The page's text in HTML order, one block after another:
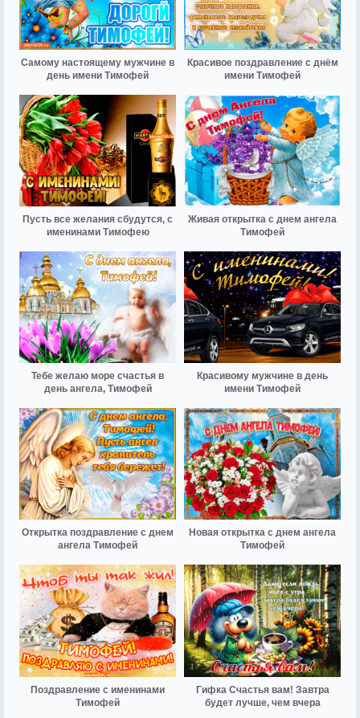
Самому настоящему мужчине в
день имени Тимофей
Красивое поздравление с днём
имени Тимофей
Пусть все желания сбудутся, с
именинами Тимофею
Живая открытка с днем ангела
Тимофей
Тебе желаю море счастья в
день ангела, Тимофей
Красивому мужчине в день
имени Тимофей
Открытка поздравление с днем
ангела Тимофей
Новая открытка с днем ангела
Тимофей
Поздравление с именинами
Тимофей
Гифка Счастья вам! Завтра
будет лучше, чем вчера